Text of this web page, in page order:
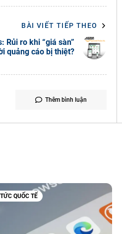
BÀI VIẾT TIẾP THEO
Rủi ro khi “giá sàn”
quảng cáo bị thiệt?
Thêm bình luận
QUỐC TẾ